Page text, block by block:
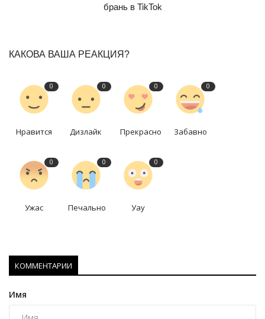
брань в TikTok
КАКОВА ВАША РЕАКЦИЯ?
0
Нравится
0
Дизлайк
0
Прекрасно
0
Забавно
0
Ужас
0
Печально
0
Уау
КОММЕНТАРИИ
Имя